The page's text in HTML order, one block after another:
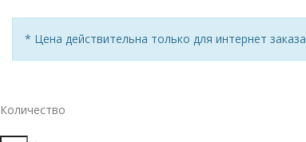
* Цена действительна только для интернет заказа
Количество